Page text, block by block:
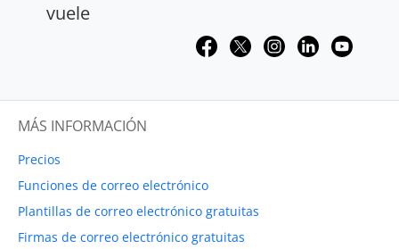
vuele
MÁS INFORMACIÓN
Precios
Funciones de correo electrónico
Plantillas de correo electrónico gratuitas
Firmas de correo electrónico gratuitas